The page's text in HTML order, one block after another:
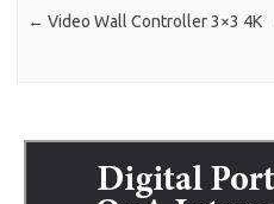
← Video Wall Controller 3×3 4K